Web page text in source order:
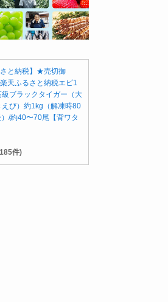
さと納税】★売切御
天ふるさと納税エビ1
ブラックタイガー（大
えび）約1kg（解凍時80
/約40〜70尾【背ワタ
件)